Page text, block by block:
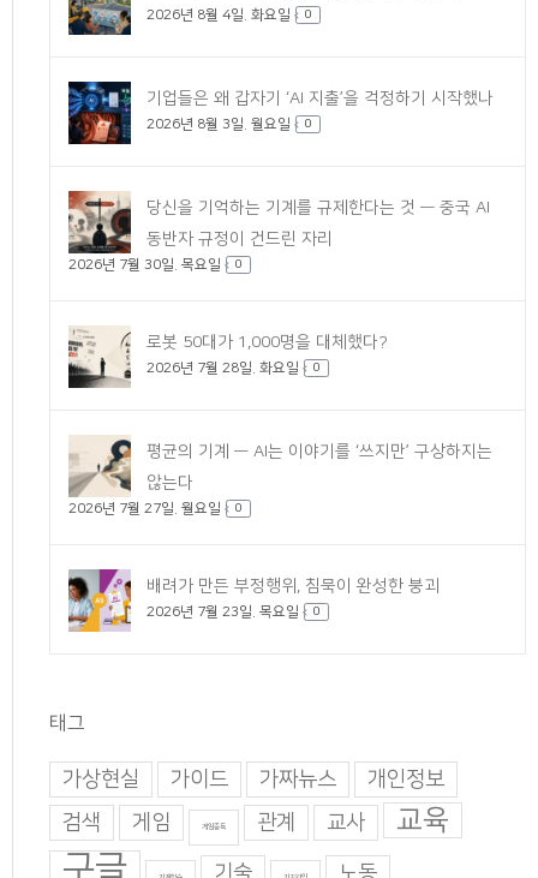
2026년 8월 4일. 화요일 0
기업들은 왜 갑자기 ‘AI 지출’을 걱정하기 시작했나
2026년 8월 3일. 월요일 0
당신을 기억하는 기계를 규제한다는 것 — 중국 AI
동반자 규정이 건드린 자리
2026년 7월 30일. 목요일 0
로봇 50대가 1,000명을 대체했다?
2026년 7월 28일. 화요일 0
평균의 기계 — AI는 이야기를 ‘쓰지만’ 구상하지는
않는다
2026년 7월 27일. 월요일 0
배려가 만든 부정행위, 침묵이 완성한 붕괴
2026년 7월 23일. 목요일 0
태그
가상현실 가이드 가짜뉴스
개인정보
검색
게임 게임중독 관계 교사 교육
구글 기술 노동